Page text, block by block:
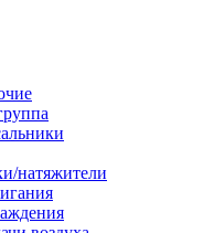
натяжители